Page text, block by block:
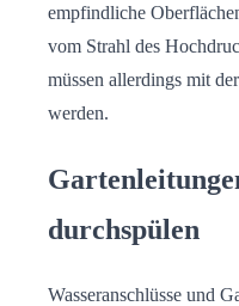
empfindliche
vom Strahl des
müssen allerdings mit
werden.
durchspülen
Wasseranschlüsse und